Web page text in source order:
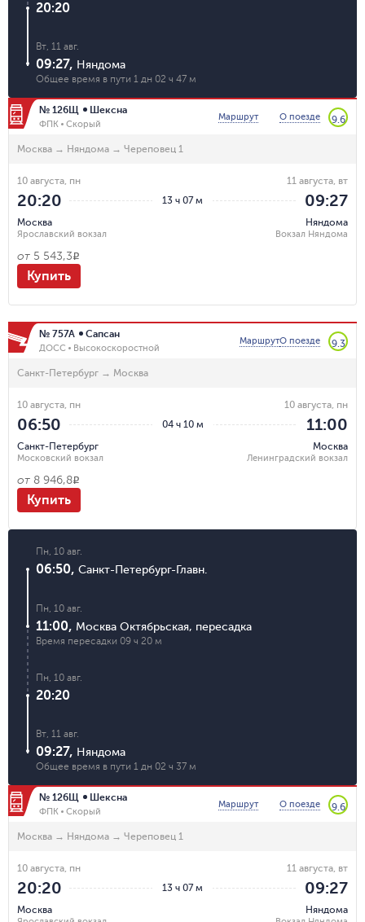
20:20
Вт, 11 авг.
09:27, Няндома
Общее время в пути 1 дн 02 ч 47 м
№ 126Щ Шексна
ФПК Скорый
Маршрут О поезде 9.6
Москва → Няндома → Череповец 1
13 ч 07 м
10 августа, пн
20:20
Москва
Ярославский вокзал
11 августа, вт
09:27
Няндома
Вокзал Няндома
от 5 543,3R
Купить
№ 757А Сапсан
ДОСС Высокоскоростной
МаршрутО поезде 9.3
Санкт-Петербург → Москва
04 ч 10 м
10 августа, пн
06:50
Санкт-Петербург
Московский вокзал
10 августа, пн
11:00
Москва
Ленинградский вокзал
от 8 946,8R
Купить
Пн, 10 авг.
06:50, Санкт-Петербург-Главн.
Пн, 10 авг.
11:00, Москва Октябрьская, пересадка
Время пересадки 09 ч 20 м
Пн, 10 авг.
20:20
Вт, 11 авг.
09:27, Няндома
Общее время в пути 1 дн 02 ч 37 м
№ 126Щ Шексна
ФПК Скорый
Маршрут О поезде 9.6
Москва → Няндома → Череповец 1
13 ч 07 м
10 августа, пн
20:20
Москва
11 августа, вт
09:27
Няндома